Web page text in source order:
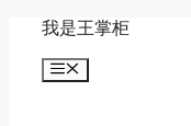
content
我是王掌柜
Menu